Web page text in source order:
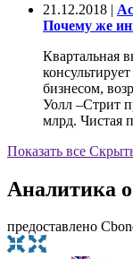
21.12.2018 |
Почему же
Квартальная
бизнесом,
Уолл –Стрит
млрд. Чистая
Показать все
Аналитика
предоставлено